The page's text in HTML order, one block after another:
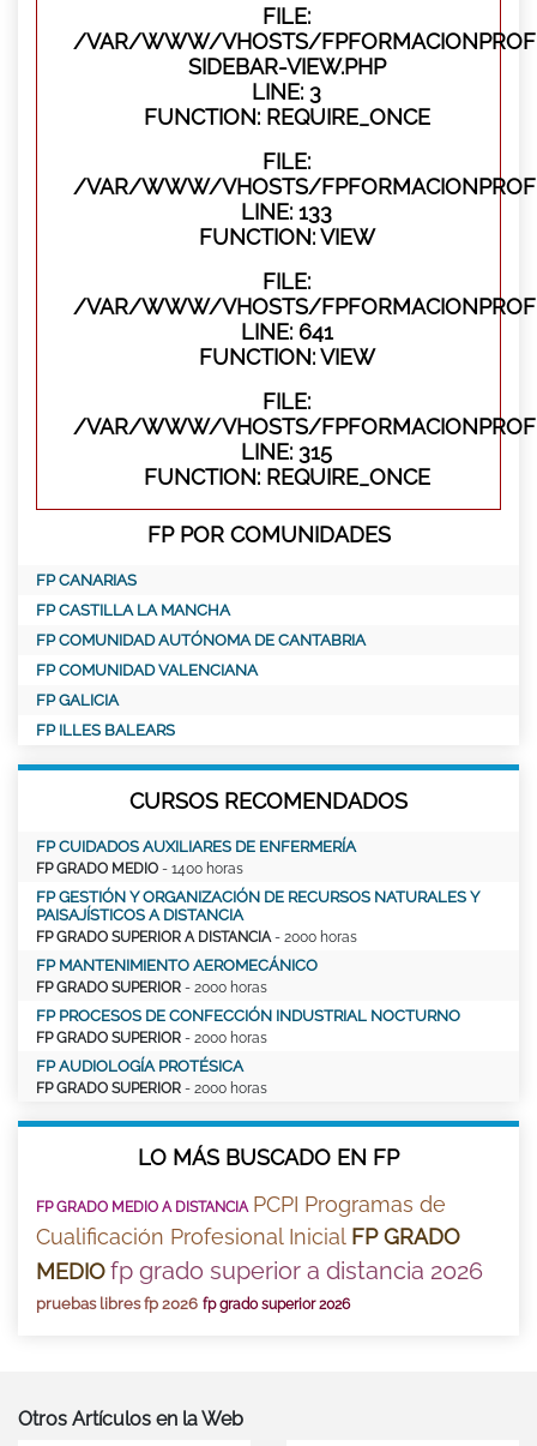
FILE:
/VAR/WWW/VHOSTS/
SIDEBAR-VIEW.PHP
LINE: 3
FUNCTION: REQUIRE_ONCE
FILE:
/VAR/WWW/VHOSTS/
LINE: 133
FUNCTION: VIEW
FILE:
/VAR/WWW/VHOSTS/
LINE: 641
FUNCTION: VIEW
FILE:
/VAR/WWW/VHOSTS/
LINE: 315
FUNCTION: REQUIRE_ONCE
FP POR COMUNIDADES
FP CANARIAS
FP CASTILLA LA MANCHA
FP COMUNIDAD AUTÓNOMA DE CANTABRIA
FP COMUNIDAD VALENCIANA
FP GALICIA
FP ILLES BALEARS
CURSOS RECOMENDADOS
FP CUIDADOS AUXILIARES DE ENFERMERÍA
FP GRADO MEDIO - 1400 horas
FP GESTIÓN Y ORGANIZACIÓN DE RECURSOS NATURALES Y
PAISAJÍSTICOS A DISTANCIA
FP GRADO SUPERIOR A DISTANCIA - 2000 horas
FP MANTENIMIENTO AEROMECÁNICO
FP GRADO SUPERIOR - 2000 horas
FP PROCESOS DE CONFECCIÓN INDUSTRIAL NOCTURNO
FP GRADO SUPERIOR - 2000 horas
FP AUDIOLOGÍA PROTÉSICA
FP GRADO SUPERIOR - 2000 horas
LO MÁS BUSCADO EN FP
FP GRADO MEDIO A DISTANCIA PCPI Programas de
Cualificación Profesional Inicial FP GRADO
MEDIOfp grado superior a distancia 2026
pruebas libres fp 2026 fp grado superior 2026
Otros Artículos en la Web